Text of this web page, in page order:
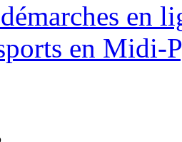
en
en Midi-